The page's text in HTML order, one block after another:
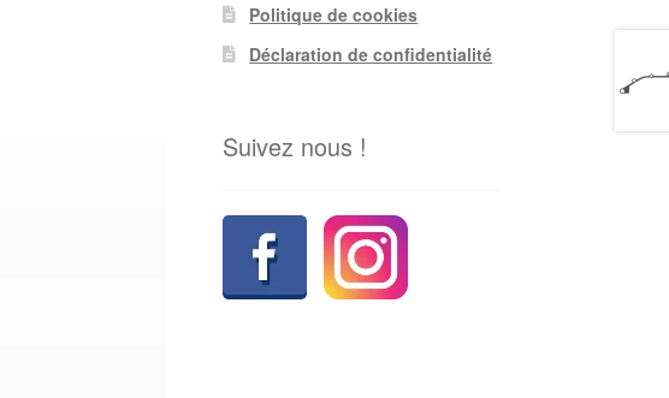
Politique de cookies
Déclaration de confidentialité
Suivez nous !